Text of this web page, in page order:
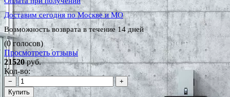
Доставим сегодня по Москве и МО
Возможность возврата в течение 14 дней
(0 голосов)
Просмотреть отзывы
21520руб.
Кол-во:
−
+
Купить